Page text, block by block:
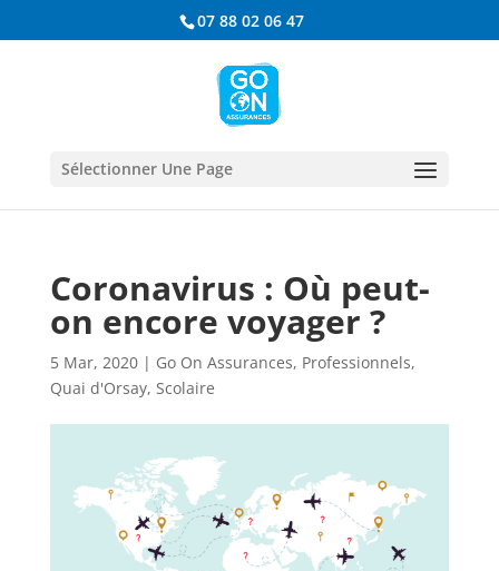
07 88 02 06 47
Sélectionner Une Page
Coronavirus : Où peut-
on encore voyager ?
5 Mar, 2020| Go On Assurances, Professionnels,
Quai d'Orsay, Scolaire